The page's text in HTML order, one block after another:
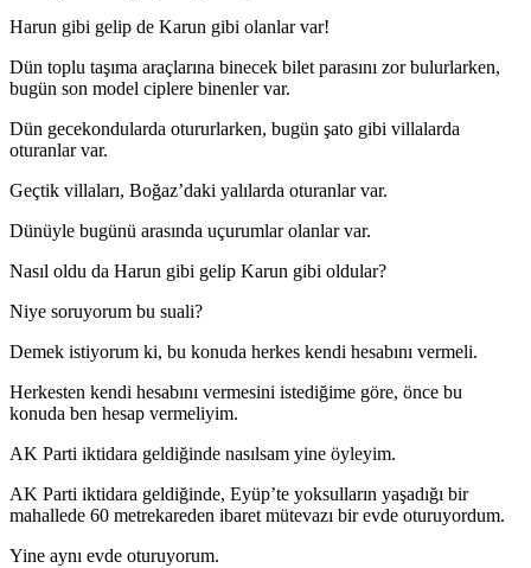
Harun gibi gelip de Karun gibi olanlar var!
Dün toplu taşıma araçlarına binecek bilet parasını zor bulurlarken,
bugün son model ciplere binenler var.
Dün gecekondularda otururlarken, bugün şato gibi villalarda
oturanlar var.
Geçtik villaları, Boğaz’daki yalılarda oturanlar var.
Dünüyle bugünü arasında uçurumlar olanlar var.
Nasıl oldu da Harun gibi gelip Karun gibi oldular?
Niye soruyorum bu suali?
Demek istiyorum ki, bu konuda herkes kendi hesabını vermeli.
Herkesten kendi hesabını vermesini istediğime göre, önce bu
konuda ben hesap vermeliyim.
AK Parti iktidara geldiğinde nasılsam yine öyleyim.
AK Parti iktidara geldiğinde, Eyüp’te yoksulların yaşadığı bir
mahallede 60 metrekareden ibaret mütevazı bir evde oturuyordum.
Yine aynı evde oturuyorum.